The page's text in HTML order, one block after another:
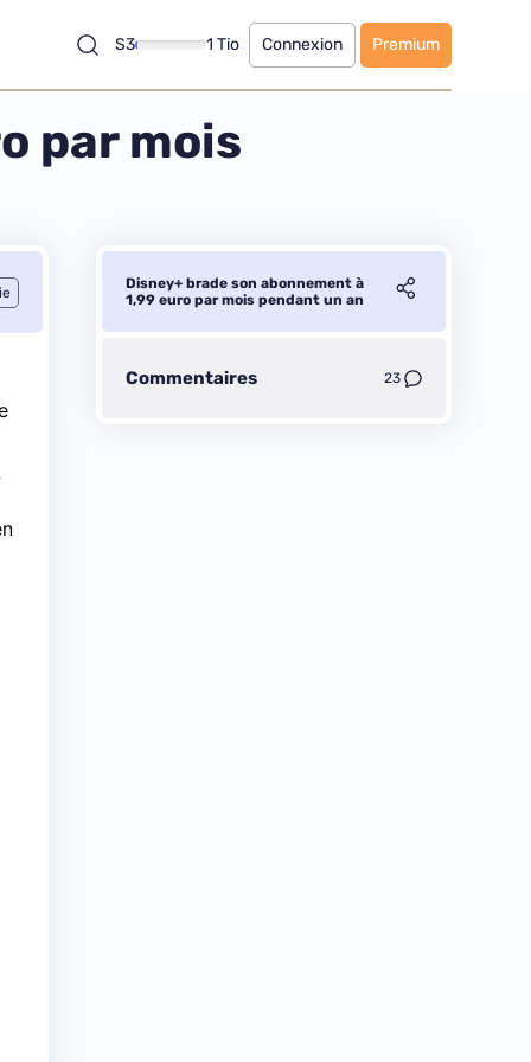
S3 1 Tio Connexion Premium
par mois
Disney+ brade son abonnement à
1,99 euro par mois pendant un an
Commentaires 23